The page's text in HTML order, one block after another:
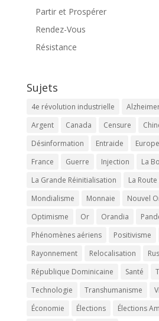
Partir et Prospérer
Rendez-Vous
Résistance
Sujets
4e révolution industrielle
Argent
Canada Censure
Désinformation
Entraide Europe
France
Guerre Injection
La
La Grande Réinitialisation
La
Mondialisme
Monnaie
Nouvel
Optimisme
Or Orandia
Phénomènes aériens
Positivisme
Rayonnement
Relocalisation
République Dominicaine
Santé
Technologie
Transhumanisme
Économie
Élections Élections